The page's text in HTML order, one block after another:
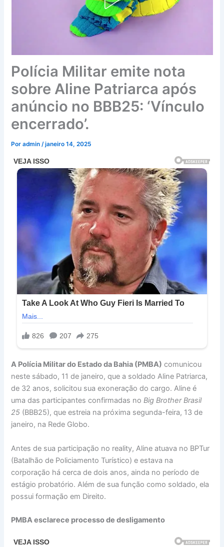
Polícia Militar emite nota
sobre Aline Patriarca após
anúncio no BBB25: ‘Vínculo
encerrado’.
Poradmin/janeiro 14, 2025
A Polícia Militar do Estado da Bahia (PMBA) comunicou
neste sábado, 11 de janeiro, que a soldado Aline Patriarca,
de 32 anos, solicitou sua exoneração do cargo. Aline é
uma das participantes confirmadas noBig Brother Brasil
25 (BBB25), que estreia na próxima segunda-feira, 13 de
janeiro, na Rede Globo.
Antes de sua participação no reality, Aline atuava no BPTur
(Batalhão de Policiamento Turístico) e estava na
corporação há cerca de dois anos, ainda no período de
estágio probatório. Além de sua função como soldado, ela
possui formação em Direito.
PMBA esclarece processo de desligamento